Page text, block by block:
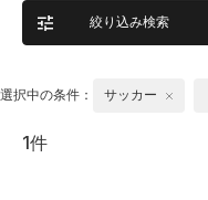
絞り込み検索
選択中の条件： サッカー
1件